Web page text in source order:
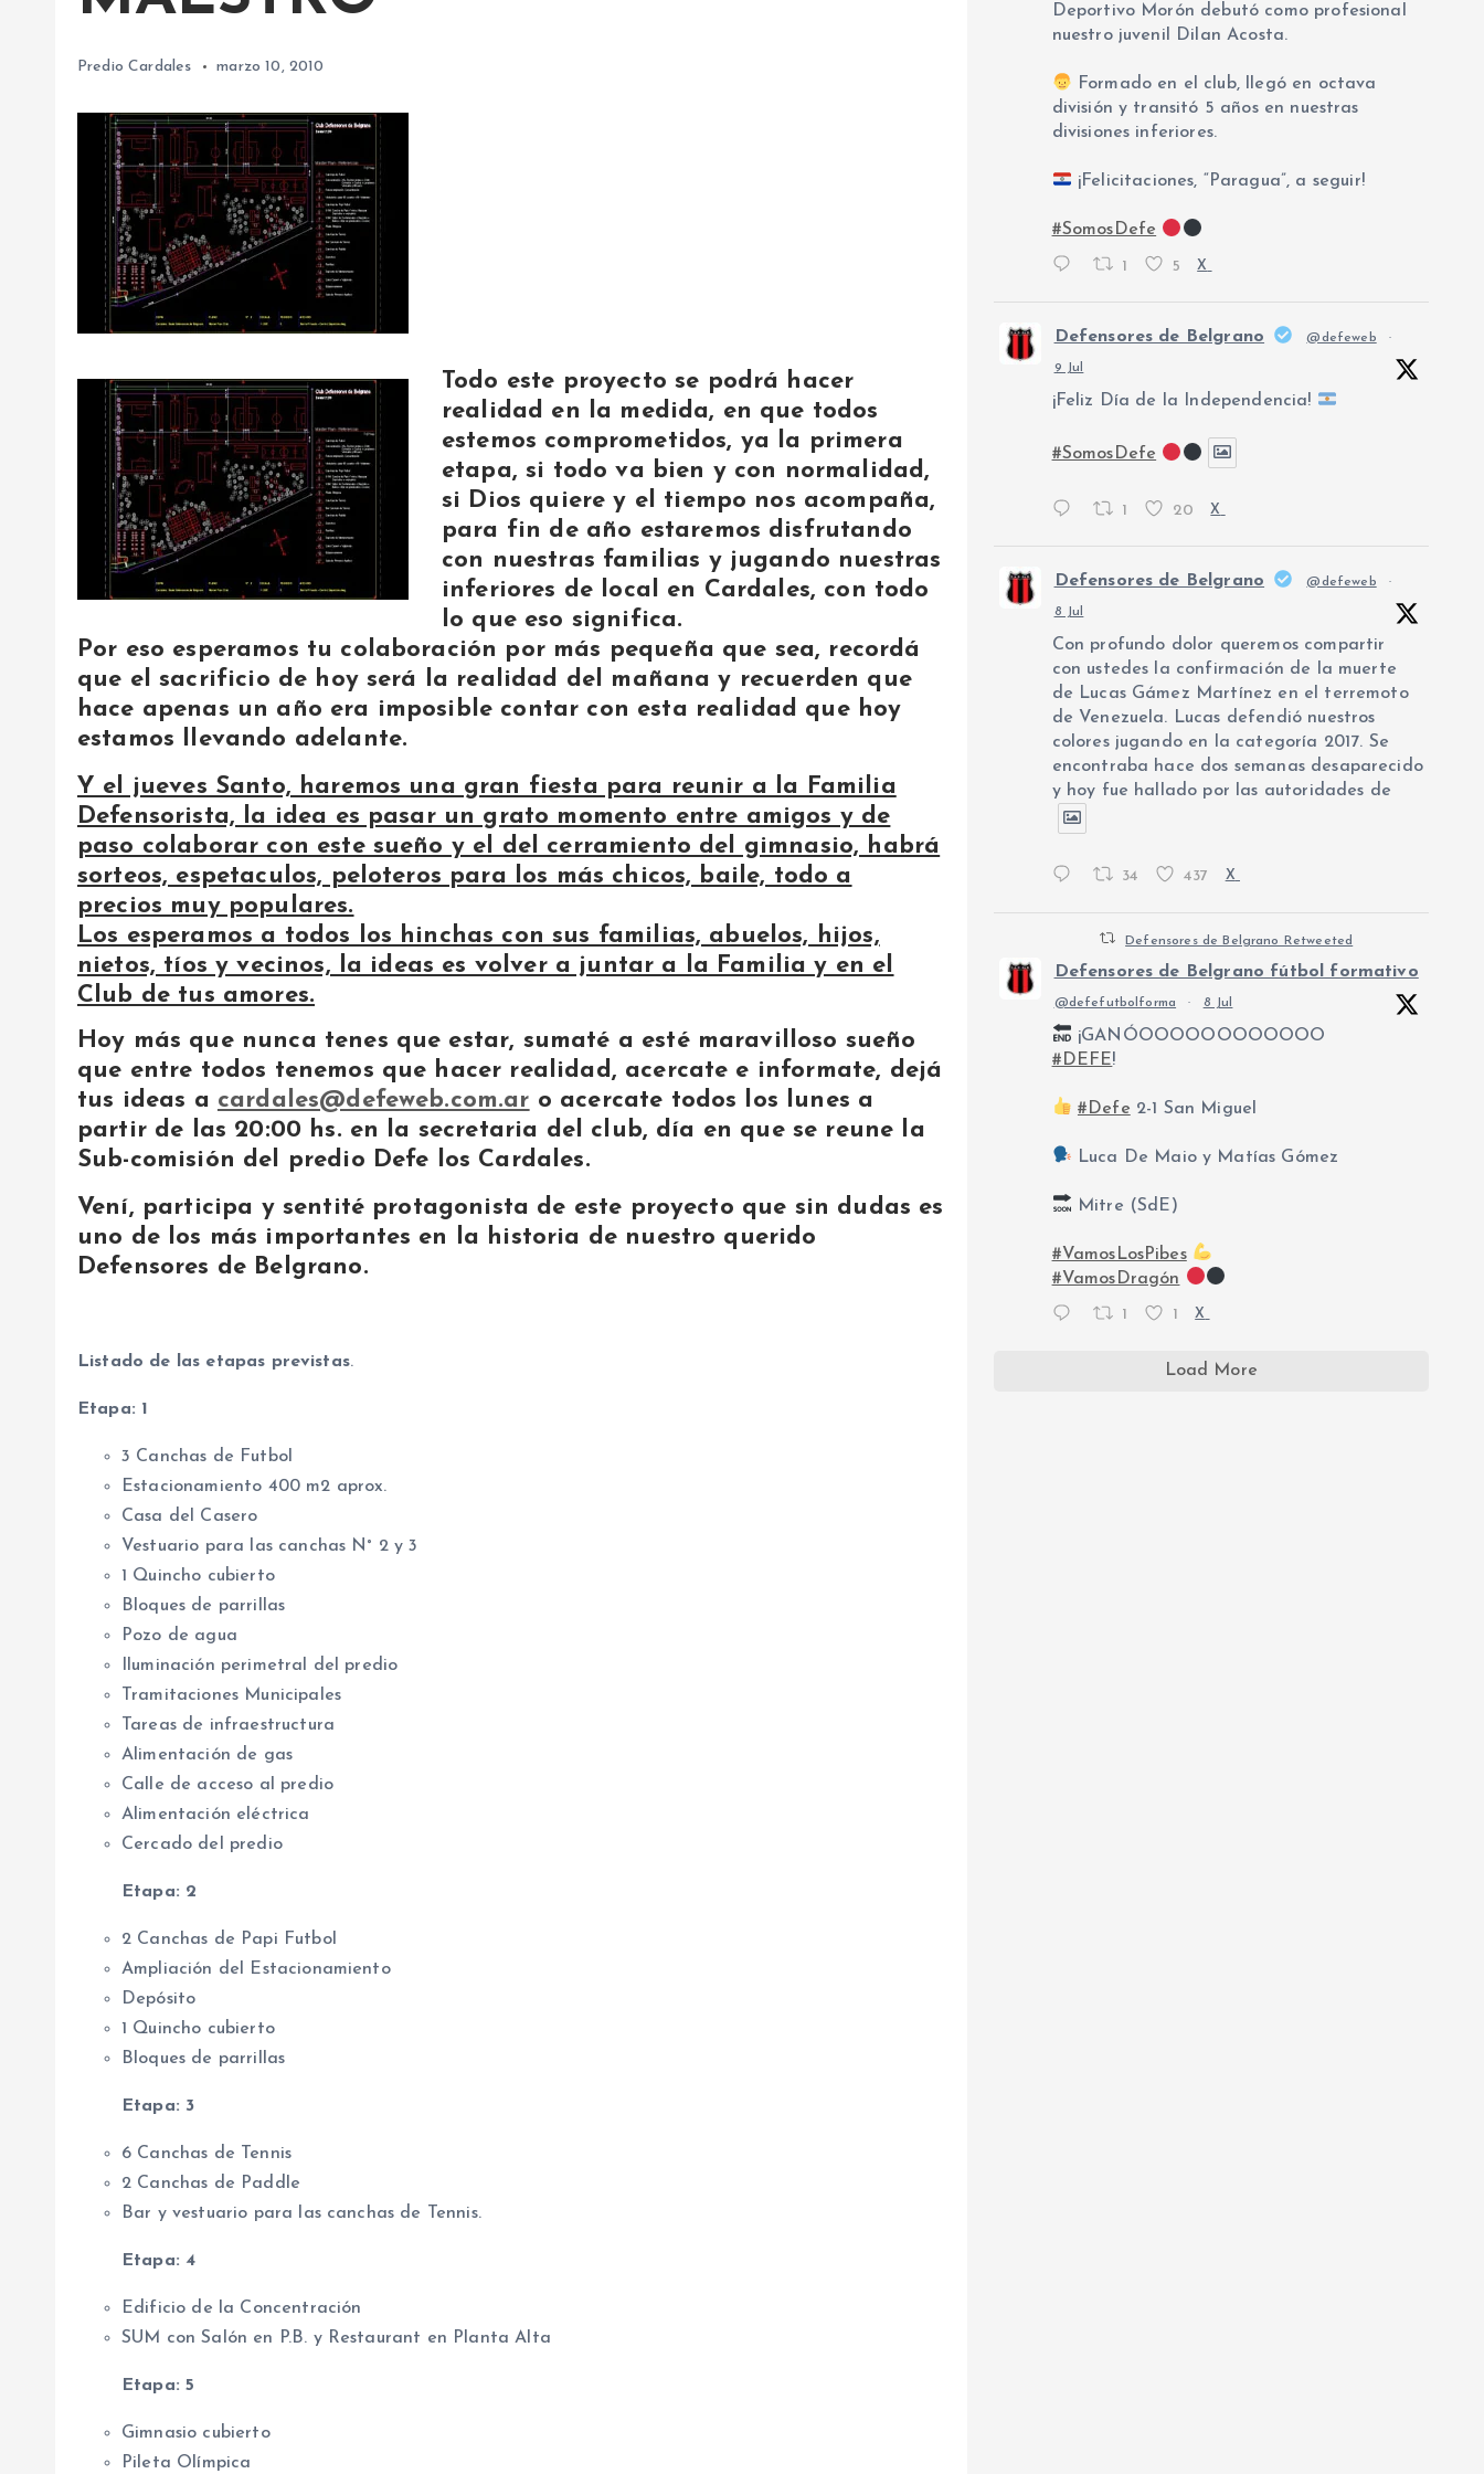
Predio Cardales marzo 10, 2010
Todo este proyecto se podrá hacer
realidad en la medida, en que todos
estemos comprometidos, ya la primera
etapa, si todo va bien y con normalidad,
si Dios quiere y el tiempo nos acompaña,
para fin de año estaremos disfrutando
con nuestras familias y jugando nuestras
inferiores de local en Cardales, con todo
lo que eso significa.
Por eso esperamos tu colaboración por más pequeña que sea, recordá
que el sacrificio de hoy será la realidad del mañana y recuerden que
hace apenas un año era imposible contar con esta realidad que hoy
estamos llevando adelante.
Y el jueves Santo, haremos una gran fiesta para reunir a la Familia
Defensorista, la idea es pasar un grato momento entre amigos y de
paso colaborar con este sueño y el del cerramiento del gimnasio, habrá
sorteos, espetaculos, peloteros para los más chicos, baile, todo a
precios muy populares.
Los esperamos a todos los hinchas con sus familias, abuelos, hijos,
nietos, tíos y vecinos, la ideas es volver a juntar a la Familia y en el
Club de tus amores.
Hoy más que nunca tenes que estar, sumaté a esté maravilloso sueño
que entre todos tenemos que hacer realidad, acercate e informate, dejá
tus ideas a cardales@defeweb.com.ar o acercate todos los lunes a
partir de las 20:00 hs. en la secretaria del club, día en que se reune la
Sub-comisión del predio Defe los Cardales.
Vení, participa y sentité protagonista de este proyecto que sin dudas es
uno de los más importantes en la historia de nuestro querido
Defensores de Belgrano.
Listado de las etapas previstas.
Etapa: 1
3 Canchas de Futbol
Estacionamiento 400 m2 aprox.
Casa del Casero
Vestuario para las canchas N° 2 y 3
1 Quincho cubierto
Bloques de parrillas
Pozo de agua
Iluminación perimetral del predio
Tramitaciones Municipales
Tareas de infraestructura
Alimentación de gas
Calle de acceso al predio
Alimentación eléctrica
Cercado del predio
Etapa: 2
2 Canchas de Papi Futbol
Ampliación del Estacionamiento
Depósito
1 Quincho cubierto
Bloques de parrillas
Etapa: 3
6 Canchas de Tennis
2 Canchas de Paddle
Bar y vestuario para las canchas de Tennis.
Etapa: 4
Edificio de la Concentración
SUM con Salón en P.B. y Restaurant en Planta Alta
Etapa: 5
Gimnasio cubierto
Pileta Olímpica
Deportivo Morón debutó como profesional
nuestro juvenil Dilan Acosta.
Formado en el club, llegó en octava
división y transitó 5 años en nuestras
divisiones inferiores.
¡Felicitaciones, “Paragua”, a seguir!
#SomosDefe
1 5 X
Defensores de Belgrano @defeweb ·
9 Jul
¡Feliz Día de la Independencia!
#SomosDefe
1 20 X
Defensores de Belgrano @defeweb ·
8 Jul
Con profundo dolor queremos compartir
con ustedes la confirmación de la muerte
de Lucas Gámez Martínez en el terremoto
de Venezuela. Lucas defendió nuestros
colores jugando en la categoría 2017. Se
encontraba hace dos semanas desaparecido
y hoy fue hallado por las autoridades de
34 437 X
Defensores de Belgrano Retweeted
Defensores de Belgrano fútbol formativo
@defefutbolforma · 8 Jul
¡GANÓOOOOOOOOOOOO
#DEFE!
#Defe 2-1 San Miguel
Luca De Maio y Matías Gómez
Mitre (SdE)
#VamosLosPibes
#VamosDragón
1 1 X
Load More